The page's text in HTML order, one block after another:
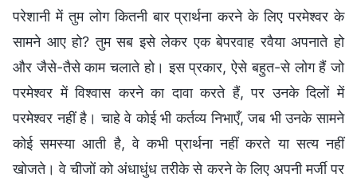
परेशानी में तुम लोग कितनी बार प्रार्थना करने के लिए परमेश्वर के
सामने आए हो? तुम सब इसे लेकर एक बेपरवाह रवैया अपनाते हो
और जैसे-तैसे काम चलाते हो। इस प्रकार, ऐसे बहुत-से लोग हैं जो
परमेश्वर में विश्वास करने का दावा करते हैं, पर उनके दिलों में
परमेश्वर नहीं है। चाहे वे कोई भी कर्तव्य निभाएँ, जब भी उनके सामने
कोई समस्या आती है, वे कभी प्रार्थना नहीं करते या सत्य नहीं
खोजते। वे चीजों को अंधाधुंध तरीके से करने के लिए अपनी मर्जी पर